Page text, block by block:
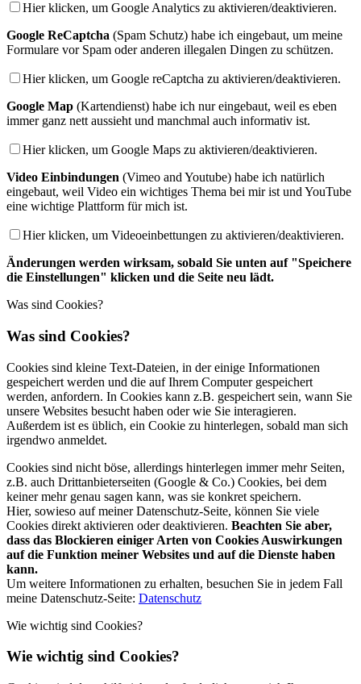
Hier klicken, um Google Analytics zu aktivieren/deaktivieren.
Google ReCaptcha (Spam Schutz) habe ich eingebaut, um meine
Formulare vor Spam oder anderen illegalen Dingen zu schützen.
Hier klicken, um Google reCaptcha zu aktivieren/deaktivieren.
Google Map (Kartendienst) habe ich nur eingebaut, weil es eben
immer ganz nett aussieht und manchmal auch informativ ist.
Hier klicken, um Google Maps zu aktivieren/deaktivieren.
Video Einbindungen (Vimeo and Youtube) habe ich natürlich
eingebaut, weil Video ein wichtiges Thema bei mir ist und YouTube
eine wichtige Plattform für mich ist.
Hier klicken, um Videoeinbettungen zu aktivieren/deaktivieren.
Änderungen werden wirksam, sobald Sie unten auf "Speichere
die Einstellungen" klicken und die Seite neu lädt.
Was sind Cookies?
Was sind Cookies?
Cookies sind kleine Text-Dateien, in der einige Informationen
gespeichert werden und die auf Ihrem Computer gespeichert
werden, anfordern. In Cookies kann z.B. gespeichert sein, wann Sie
unsere Websites besucht haben oder wie Sie interagieren.
Außerdem ist es üblich, ein Cookie zu hinterlegen, sobald man sich
irgendwo anmeldet.
Cookies sind nicht böse, allerdings hinterlegen immer mehr Seiten,
z.B. auch Drittanbieterseiten (Google & Co.) Cookies, bei dem
keiner mehr genau sagen kann, was sie konkret speichern.
Hier, sowieso auf meiner Datenschutz-Seite, können Sie viele
Cookies direkt aktivieren oder deaktivieren. Beachten Sie aber,
dass das Blockieren einiger Arten von Cookies Auswirkungen
auf die Funktion meiner Websites und auf die Dienste haben
kann.
Um weitere Informationen zu erhalten, besuchen Sie in jedem Fall
meine Datenschutz-Seite: Datenschutz
Wie wichtig sind Cookies?
Wie wichtig sind Cookies?